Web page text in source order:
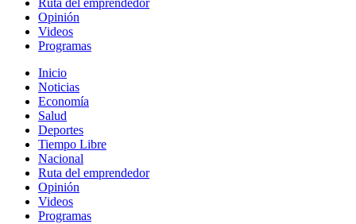
Ruta del emprendedor
Opinión
Videos
Programas
Inicio
Noticias
Economía
Salud
Deportes
Tiempo Libre
Nacional
Ruta del emprendedor
Opinión
Videos
Programas